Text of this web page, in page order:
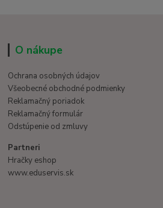
O nákupe
Ochrana osobných údajov
Všeobecné obchodné podmienky
Reklamačný poriadok
Reklamačný formulár
Odstúpenie od zmluvy
Partneri
Hračky eshop
www.eduservis.sk